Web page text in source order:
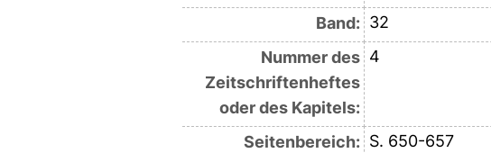
Band: 32
Nummer des
Zeitschriftenheftes
oder des Kapitels:
4
Seitenbereich: S. 650-657